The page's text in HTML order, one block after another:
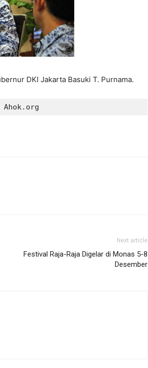
DKI Jakarta Basuki T. Purnama.
Next article
Festival Raja-Raja Digelar di Monas 5-8
Desember